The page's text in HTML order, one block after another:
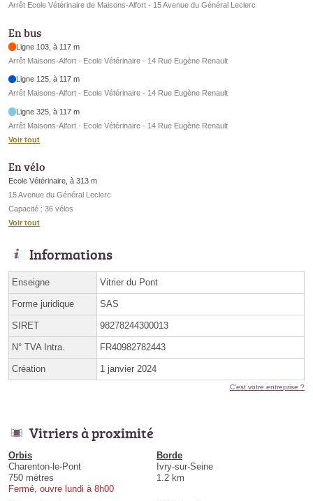
Arrêt Ecole Vétérinaire de Maisons-Alfort - 15 Avenue du Général Leclerc
En bus
Ligne 103, à 117 m
Arrêt Maisons-Alfort - Ecole Vétérinaire - 14 Rue Eugène Renault
Ligne 125, à 117 m
Arrêt Maisons-Alfort - Ecole Vétérinaire - 14 Rue Eugène Renault
Ligne 325, à 117 m
Arrêt Maisons-Alfort - Ecole Vétérinaire - 14 Rue Eugène Renault
Voir tout
En vélo
Ecole Vétérinaire, à 313 m
15 Avenue du Général Leclerc
Capacité : 36 vélos
Voir tout
Informations
Enseigne Vitrier du Pont
Forme juridique SAS
SIRET 98278244300013
N° TVA Intra. FR40982782443
Création 1 janvier 2024
C'est votre entreprise ?
Vitriers à proximité
Orbis
Charenton-le-Pont
750 mètres
Fermé, ouvre lundi à 8h00
Borde
Ivry-sur-Seine
1.2 km